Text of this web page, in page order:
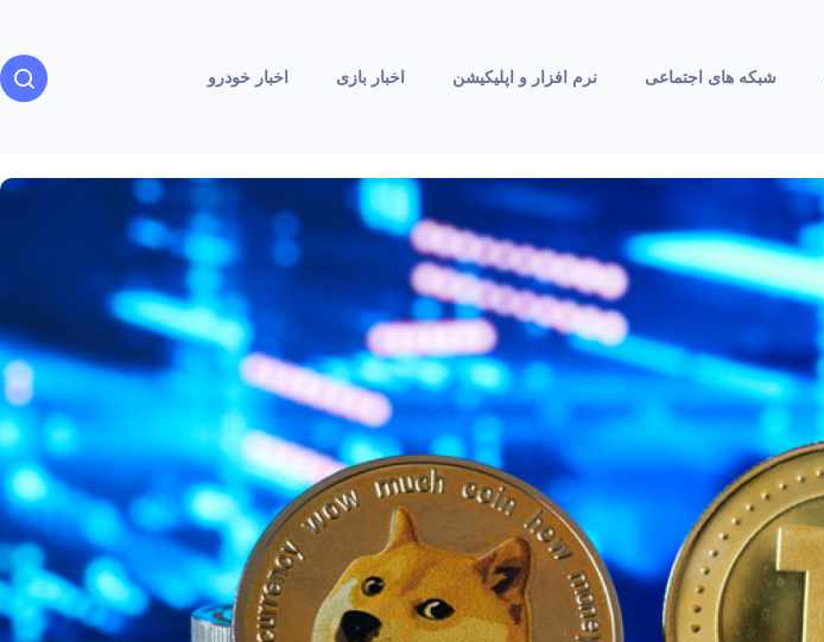
شبکه های اجتماعی نرم افزار و اپلیکیشن اخبار بازی اخبار خودرو